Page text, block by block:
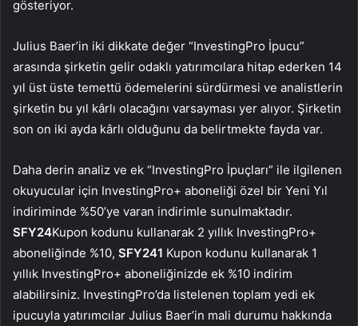
gösteriyor.
Julius Baer’in iki dikkate değer “InvestingPro İpucu”
arasında şirketin gelir odaklı yatırımcılara hitap ederken 14
yıl üst üste temettü ödemelerini sürdürmesi ve analistlerin
şirketin bu yıl kârlı olacağını varsayması yer alıyor. Şirketin
son on iki ayda kârlı olduğunu da belirtmekte fayda var.
Daha derin analiz ve ek “InvestingPro İpuçları” ile ilgilenen
okuyucular için InvestingPro+ aboneliği özel bir Yeni Yıl
indiriminde %50’ye varan indirimle sunulmaktadır.
SFY24Kupon kodunu kullanarak 2 yıllık InvestingPro+
aboneliğinde %10, SFY241 Kupon kodunu kullanarak 1
yıllık InvestingPro+ aboneliğinizde ek %10 indirim
alabilirsiniz. InvestingPro’da listelenen toplam yedi ek
ipucuyla yatırımcılar Julius Baer’in mali durumu hakkında